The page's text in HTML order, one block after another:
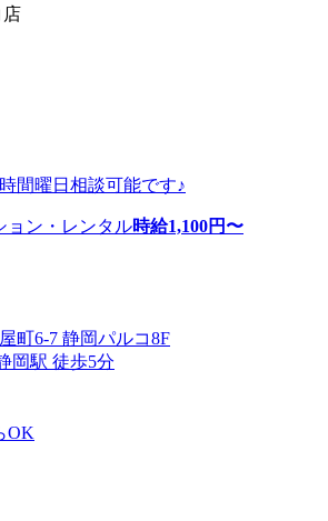
店
間曜日相談可能です♪
ョン・レンタル時給1,100円〜
町6-7 静岡パルコ8F
岡駅 徒歩5分
OK